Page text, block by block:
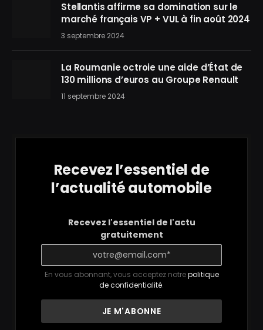
Stellantis affirme sa domination sur le
marché français VP + VUL à fin août 2024
3 septembre 2024
La Roumanie octroie une aide d’État de
130 millions d’euros au Groupe Renault
11 septembre 2024
Recevez l’essentiel de
l’actualité automobile
Recevez l'essentiel de l'actu
gratuitement
En vous abonnant, vous acceptez notrepolitique
de confidentialité.